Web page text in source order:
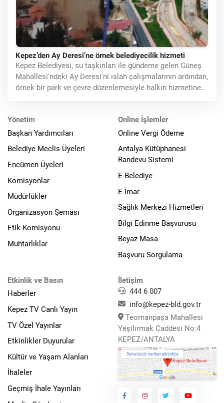
Kepez’den Ay Deresi’ne örnek belediyecilik hizmeti
Kepez Belediyesi, su taşkınları ile gündeme gelen Güneş
Mahallesi'ndeki Ay Deresi'ni ıslah çalışmalarının ardından,
örnek bir park ve çevre düzenlemesiyle halkın hizmetine
Yönetim
Başkan Yardımcıları
Belediye Meclis Üyeleri
Encümen Üyeleri
Komisyonlar
Müdürlükler
Organizasyon Şeması
Etik Komisyonu
Muhtarlıklar
Online İşlemler
Online Vergi Ödeme
Antalya Kütüphanesi
Randevu Sistemi
E-Belediye
E-İmar
Sağlık Merkezi Hizmetleri
Bilgi Edinme Başvurusu
Beyaz Masa
Başvuru Sorgulama
Etkinlik ve Basın
Haberler
Kepez TV Canlı Yayın
TV Özel Yayınlar
Etkinlikler Duyurular
Kültür ve Yaşam Alanları
İhaleler
Geçmiş İhale Yayınları
İletişim
444 6 007
info@kepez-bld.gov.tr
Teomanpaşa Mahallesi
Yeşilırmak Caddesi No:4
KEPEZ/ANTALYA